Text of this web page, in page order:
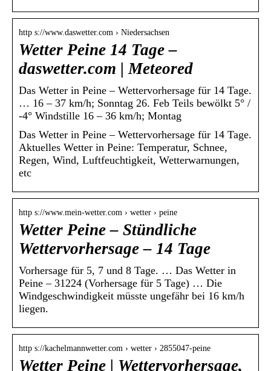
http s://www.daswetter.com › Niedersachsen
Wetter Peine 14 Tage –
daswetter.com | Meteored
Das Wetter in Peine – Wettervorhersage für 14 Tage.
… 16 – 37 km/h; Sonntag 26. Feb Teils bewölkt 5° /
-4° Windstille 16 – 36 km/h; Montag
Das Wetter in Peine – Wettervorhersage für 14 Tage.
Aktuelles Wetter in Peine: Temperatur, Schnee,
Regen, Wind, Luftfeuchtigkeit, Wetterwarnungen,
etc
http s://www.mein-wetter.com › wetter › peine
Wetter Peine – Stündliche
Wettervorhersage – 14 Tage
Vorhersage für 5, 7 und 8 Tage. … Das Wetter in
Peine – 31224 (Vorhersage für 5 Tage) … Die
Windgeschwindigkeit müsste ungefähr bei 16 km/h
liegen.
http s://kachelmannwetter.com › wetter › 2855047-peine
Wetter Peine | Wettervorhersage,